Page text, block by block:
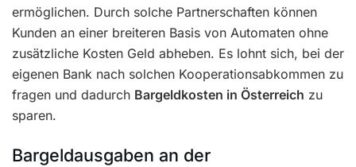
ermöglichen. Durch solche Partnerschaften können
Kunden an einer breiteren Basis von Automaten ohne
zusätzliche Kosten Geld abheben. Es lohnt sich, bei der
eigenen Bank nach solchen Kooperationsabkommen zu
fragen und dadurch Bargeldkosten in Österreich zu
sparen.
Bargeldausgaben an der